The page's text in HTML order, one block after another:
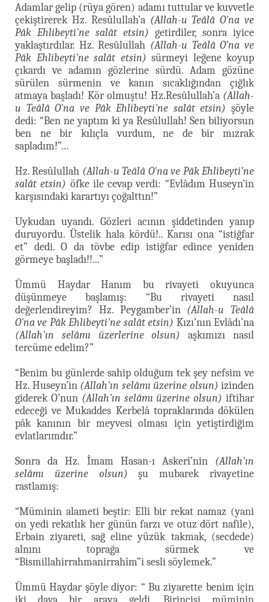
Adamlar gelip (rüya gören) adamı tuttular ve kuvvetle
çekiştirerek Hz. Resûlullah’a (Allah-u Teâlâ O'na ve
Pâk Ehlibeyti'ne salât etsin) getirdiler, sonra iyice
yaklaştırdılar. Hz. Resûlullah (Allah-u Teâlâ O'na ve
Pâk Ehlibeyti'ne salât etsin) sürmeyi leğene koyup
çıkardı ve adamın gözlerine sürdü. Adam gözüne
sürülen sürmenin ve kanın sıcaklığından çığlık
atmaya başladı! Kör olmuştu! Hz.Resûlullah’a (Allah-
u Teâlâ O'na ve Pâk Ehlibeyti'ne salât etsin) şöyle
dedi: “Ben ne yaptım ki ya Resûlullah! Sen biliyorsun
ben ne bir kılıçla vurdum, ne de bir mızrak
sapladım!”…
Hz. Resûlullah (Allah-u Teâlâ O'na ve Pâk Ehlibeyti'ne
salât etsin) öfke ile cevap verdi: “Evlâdım Huseyn’in
karşısındaki karartıyı çoğalttın!”
Uykudan uyandı. Gözleri acının şiddetinden yanıp
duruyordu. Üstelik hala kördü!.. Karısı ona “istiğfar
et” dedi. O da tövbe edip istiğfar edince yeniden
görmeye başladı!!...”
Ümmü Haydar Hanım bu rivayeti okuyunca
düşünmeye başlamış: “Bu rivayeti nasıl
değerlendireyim? Hz. Peygamber’in (Allah-u Teâlâ
O'na ve Pâk Ehlibeyti'ne salât etsin) Kızı’nın Evlâdı’na
(Allah'ın selâmı üzerlerine olsun) aşkımızı nasıl
tercüme edelim?”
“Benim bu günlerde sahip olduğum tek şey nefsim ve
Hz. Huseyn’in (Allah'ın selâmı üzerine olsun) izinden
giderek O’nun (Allah'ın selâmı üzerine olsun) iftihar
edeceği ve Mukaddes Kerbelâ topraklarında dökülen
pâk kanının bir meyvesi olması için yetiştirdiğim
evlatlarımdır.”
Sonra da Hz. İmam Hasan-ı Askerî’nin (Allah'ın
selâmı üzerine olsun) şu mubarek rivayetine
rastlamış:
“Müminin alameti beştir: Elli bir rekat namaz (yani
on yedi rekatlık her günün farzı ve otuz dört nafile),
Erbain ziyareti, sağ eline yüzük takmak, (secdede)
alnını toprağa sürmek ve
“Bismillahirrahmanirrahîm”i sesli söylemek.”
Ümmü Haydar şöyle diyor: “ Bu ziyarette benim için